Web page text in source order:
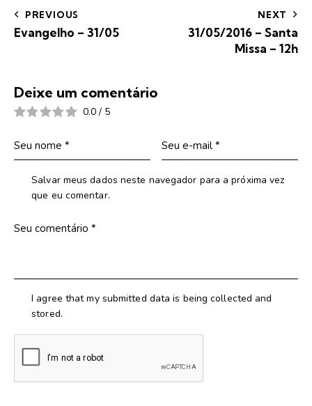
PREVIOUS
Evangelho – 31/05
NEXT
31/05/2016 – Santa
Missa – 12h
Deixe um comentário
0.0 / 5
Salvar meus dados neste navegador para a próxima vez
que eu comentar.
I agree that my submitted data is being collected and
stored.